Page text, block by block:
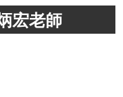
宏老師